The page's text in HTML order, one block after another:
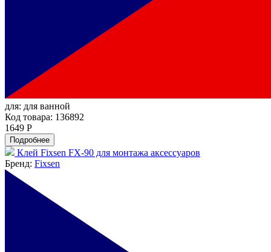
для: для ванной
Код товара: 136892
1649 Р
Подробнее
Клей Fixsen FX-90 для монтажа аксессуаров
Бренд: Fixsen